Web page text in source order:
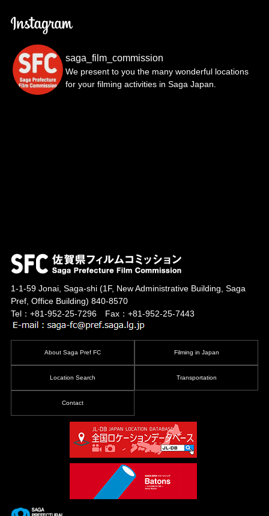
saga_film_commission
We present to you the many wonderful locations
for your filming activities in Saga Japan.
1-1-59 Jonai, Saga-shi(1F, New Administrative Building, Saga
Pref, Office Building) 840-8570
Tel：+81-952-25-7296 Fax：+81-952-25-7443
About Saga Pref FC Filming in Japan
Location Search Transportation
Contact